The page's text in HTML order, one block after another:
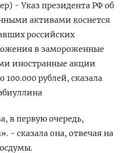
- Указ президента РФ об
активами коснется
российских
в замороженные
иностранные акции
100.000 рублей, сказала
в первую очередь,
- сказала она, отвечая на